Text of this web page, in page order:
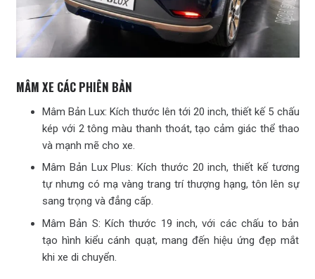
MÂM XE CÁC PHIÊN BẢN
Mâm Bản Lux: Kích thước lên tới 20 inch, thiết kế 5 chấu
kép với 2 tông màu thanh thoát, tạo cảm giác thể thao
và mạnh mẽ cho xe.
Mâm Bản Lux Plus: Kích thước 20 inch, thiết kế tương
tự nhưng có mạ vàng trang trí thượng hạng, tôn lên sự
sang trọng và đẳng cấp.
Mâm Bản S: Kích thước 19 inch, với các chấu to bản
tạo hình kiểu cánh quạt, mang đến hiệu ứng đẹp mắt
khi xe di chuyển.